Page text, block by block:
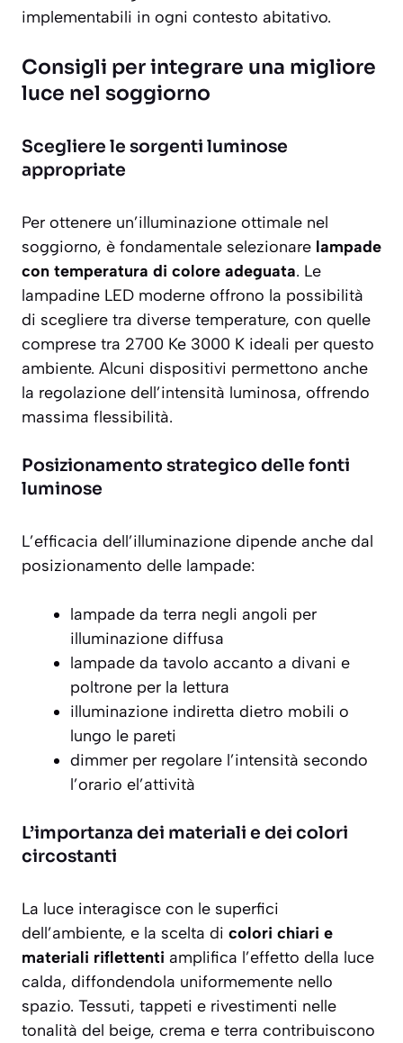
implementabili in ogni contesto abitativo.
Consigli per integrare una migliore
luce nel soggiorno
Scegliere le sorgenti luminose
appropriate
Per ottenere un’illuminazione ottimale nel
soggiorno, è fondamentale selezionare lampade
con temperatura di colore adeguata. Le
lampadine LED moderne offrono la possibilità
di scegliere tra diverse temperature, con quelle
comprese tra 2700 Ke 3000 K ideali per questo
ambiente. Alcuni dispositivi permettono anche
la regolazione dell’intensità luminosa, offrendo
massima flessibilità.
Posizionamento strategico delle fonti
luminose
L’efficacia dell’illuminazione dipende anche dal
posizionamento delle lampade:
lampade da terra negli angoli per
illuminazione diffusa
lampade da tavolo accanto a divani e
poltrone per la lettura
illuminazione indiretta dietro mobili o
lungo le pareti
dimmer per regolare l’intensità secondo
l’orario el’attività
L’importanza dei materiali e dei colori
circostanti
La luce interagisce con le superfici
dell’ambiente, e la scelta di colori chiari e
materiali riflettenti amplifica l’effetto della luce
calda, diffondendola uniformemente nello
spazio. Tessuti, tappeti e rivestimenti nelle
tonalità del beige, crema e terra contribuiscono